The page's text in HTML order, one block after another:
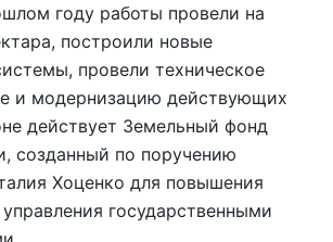
году работы провели на
построили новые
провели техническое
и модернизацию действующих
действует Земельный фонд
созданный по поручению
Хоценко для повышения
государственными